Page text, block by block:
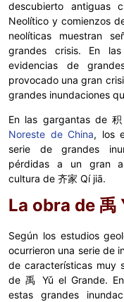
descubierto antiguas
Neolítico y comienzos
neolíticas muestran
grandes crisis. En
evidencias de
provocado una gran
grandes inundaciones
En las gargantas de
Noreste de China, los
serie de grandes
pérdidas a un gran
cultura de 齐家 Qí jiā.
La obra de 禹
Según los estudios
ocurrieron una serie de
de características muy
de 禹 Yǔ el Grande.
estas grandes